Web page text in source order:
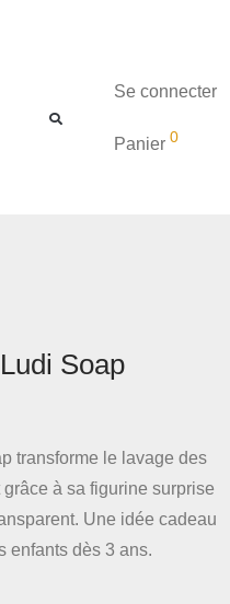
Se connecter
Panier 0
Soap
transforme le lavage des
à sa figurine surprise
Une idée cadeau
enfants dès 3 ans.